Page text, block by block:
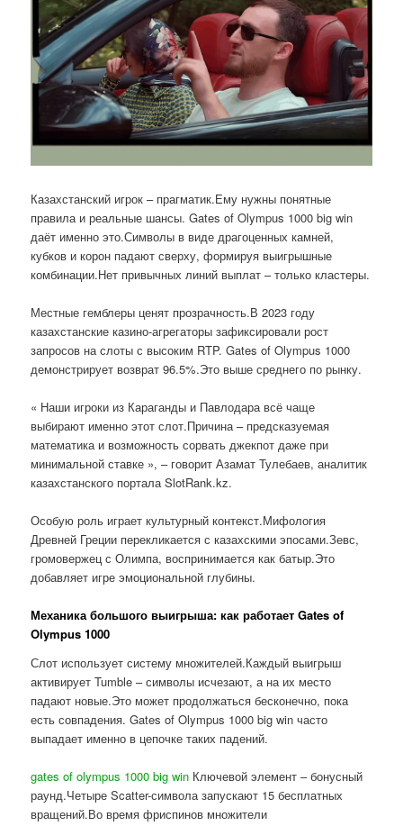
Казахстанский игрок – прагматик.Ему нужны понятные
правила и реальные шансы. Gates of Olympus 1000 big win
даёт именно это.Символы в виде драгоценных камней,
кубков и корон падают сверху, формируя выигрышные
комбинации.Нет привычных линий выплат – только кластеры.
Местные гемблеры ценят прозрачность.В 2023 году
казахстанские казино-агрегаторы зафиксировали рост
запросов на слоты с высоким RTP. Gates of Olympus 1000
демонстрирует возврат 96.5%.Это выше среднего по рынку.
« Наши игроки из Караганды и Павлодара всё чаще
выбирают именно этот слот.Причина – предсказуемая
математика и возможность сорвать джекпот даже при
минимальной ставке », – говорит Азамат Тулебаев, аналитик
казахстанского портала SlotRank.kz.
Особую роль играет культурный контекст.Мифология
Древней Греции перекликается с казахскими эпосами.Зевс,
громовержец с Олимпа, воспринимается как батыр.Это
добавляет игре эмоциональной глубины.
Механика большого выигрыша: как работает Gates of
Olympus 1000
Слот использует систему множителей.Каждый выигрыш
активирует Tumble – символы исчезают, а на их место
падают новые.Это может продолжаться бесконечно, пока
есть совпадения. Gates of Olympus 1000 big win часто
выпадает именно в цепочке таких падений.
gates of olympus 1000 big win Ключевой элемент – бонусный
раунд.Четыре Scatter-символа запускают 15 бесплатных
вращений.Во время фриспинов множители